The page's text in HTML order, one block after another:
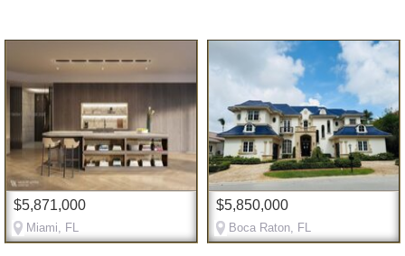
$5,871,000
Miami, FL
$5,850,000
Boca Raton, FL